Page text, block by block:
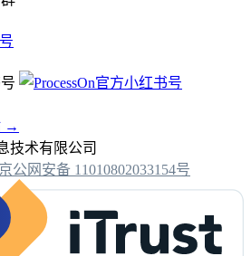
→
技术有限公司
京公网安备 11010802033154号